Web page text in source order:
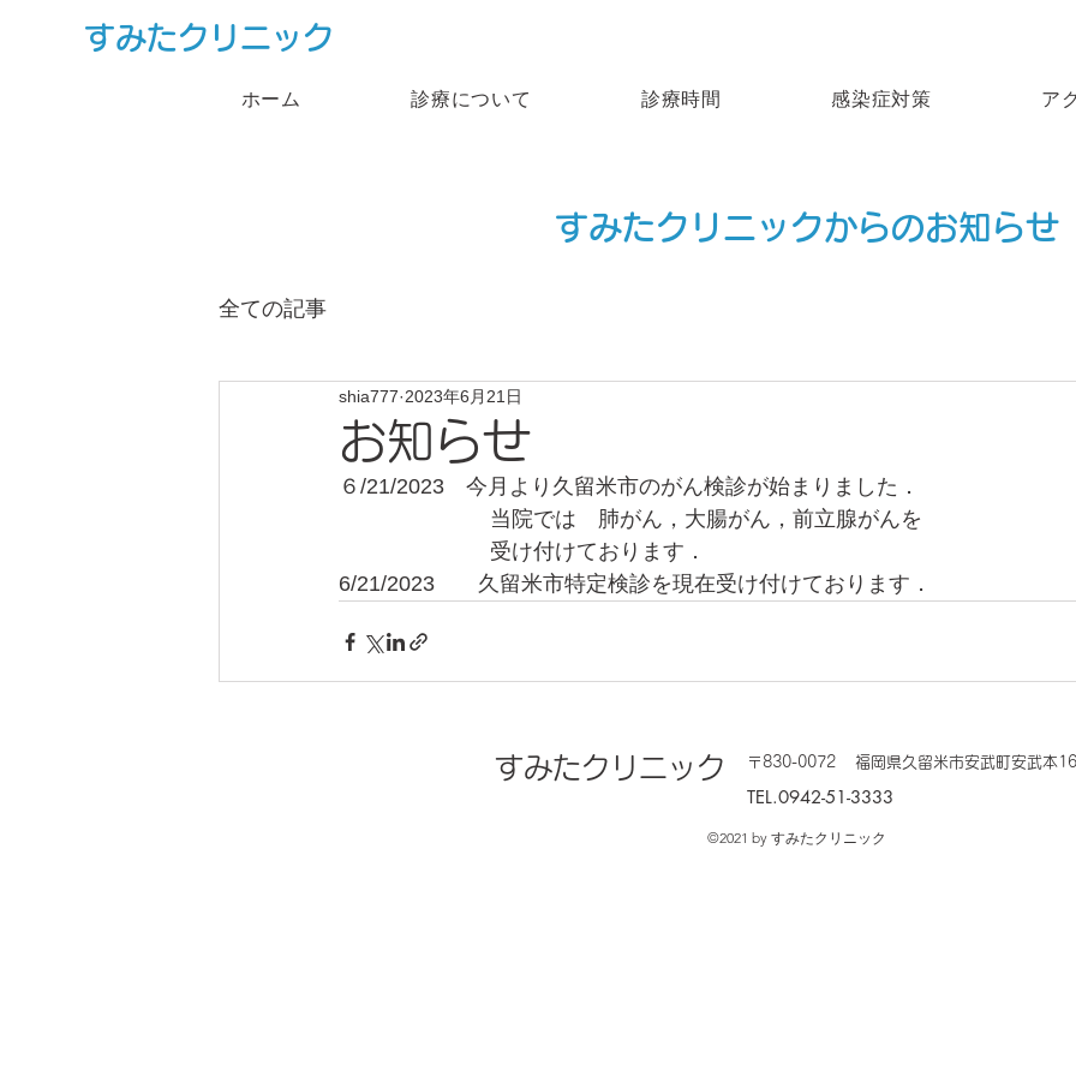
すみたクリニック
ホーム 診療について 診療時間 感染症対策 ア
​すみたクリニックからのお知らせ
全ての記事
お知らせ
shia777 2023年6月21日
６/21/2023　今月より久留米市のがん検診が始まりました．
当院では　肺がん，大腸がん，前立腺がんを
受け付けております．
6/21/2023　　久留米市特定検診を現在受け付けております．
すみたクリニック 〒830-0072 福岡県久留米市安武町安武本
TEL.0942-51-3333
©2021 by すみたクリニック